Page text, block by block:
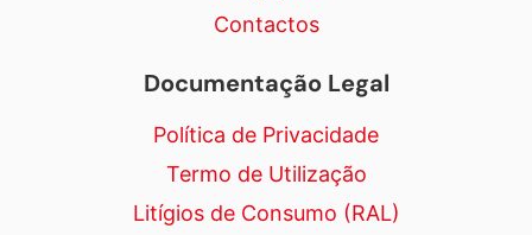
Contactos
Documentação Legal
Política de Privacidade
Termo de Utilização
Litígios de Consumo (RAL)